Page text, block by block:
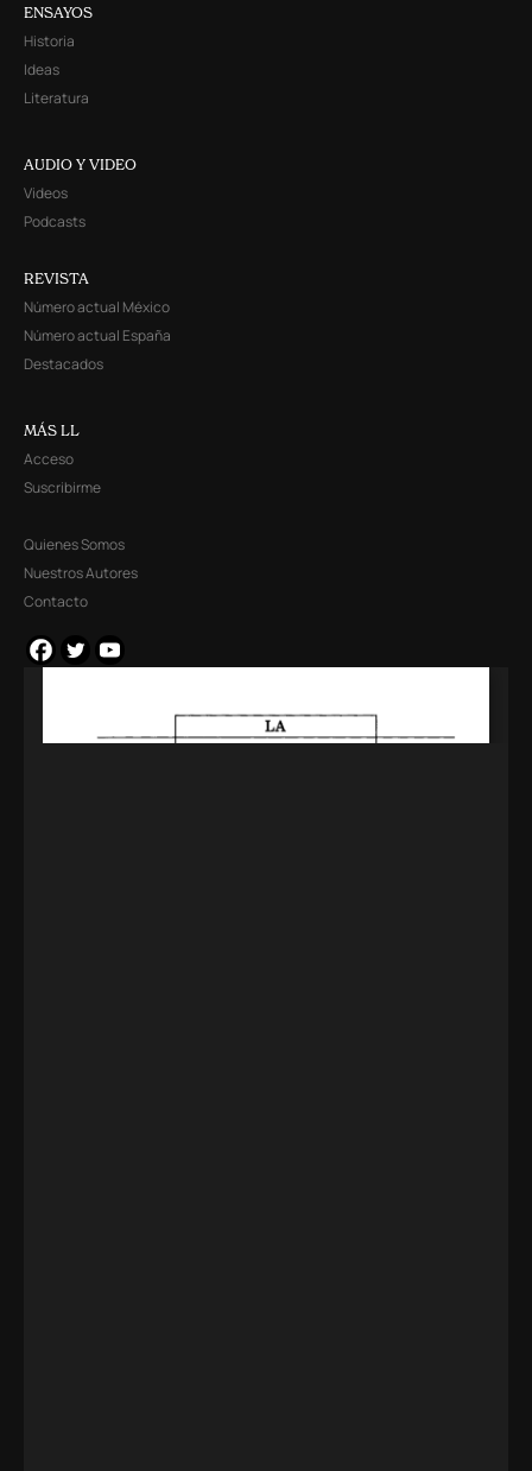
ENSAYOS
Historia
Ideas
Literatura
AUDIO Y VIDEO
Videos
Podcasts
REVISTA
Número actual México
Número actual España
Destacados
MÁS LL
Acceso
Suscribirme
Quienes Somos
Nuestros Autores
Contacto